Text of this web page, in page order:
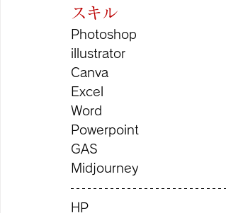
スキル
Photoshop
illustrator
Canva
Excel
Word
Powerpoint
GAS
Midjourney
HP